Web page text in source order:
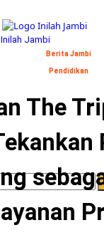
Berita Jambi
Pendidikan
The